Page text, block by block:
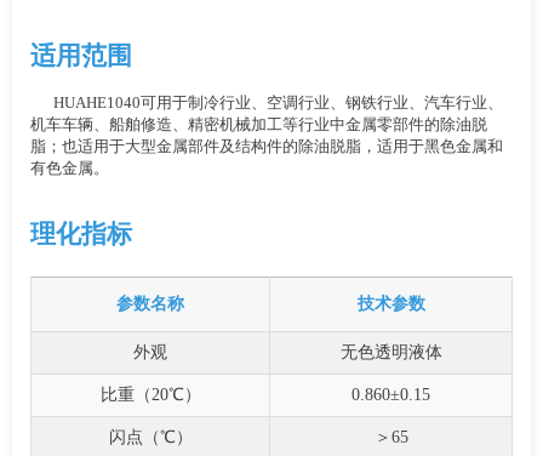
适用范围
HUAHE1040可用于制冷行业、空调行业、钢铁行业、汽车行业、
机车车辆、船舶修造、精密机械加工等行业中金属零部件的除油脱
脂；也适用于大型金属部件及结构件的除油脱脂，适用于黑色金属和
有色金属。
理化指标
参数名称 技术参数
外观 无色透明液体
比重（20℃） 0.860±0.15
闪点（℃） ＞65